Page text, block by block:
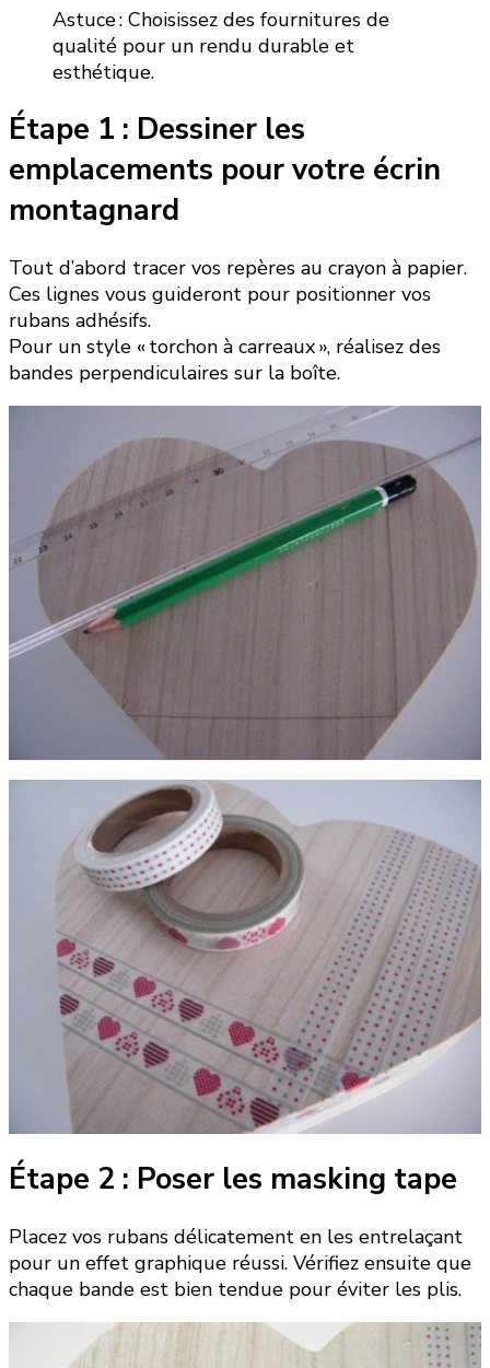
Astuce : Choisissez des fournitures de
qualité pour un rendu durable et
esthétique.
Étape 1 : Dessiner les
emplacements pour votre écrin
montagnard
Tout d’abord tracer vos repères au crayon à papier.
Ces lignes vous guideront pour positionner vos
rubans adhésifs.
Pour un style « torchon à carreaux », réalisez des
bandes perpendiculaires sur la boîte.
Étape 2 : Poser les masking tape
Placez vos rubans délicatement en les entrelaçant
pour un effet graphique réussi. Vérifiez ensuite que
chaque bande est bien tendue pour éviter les plis.